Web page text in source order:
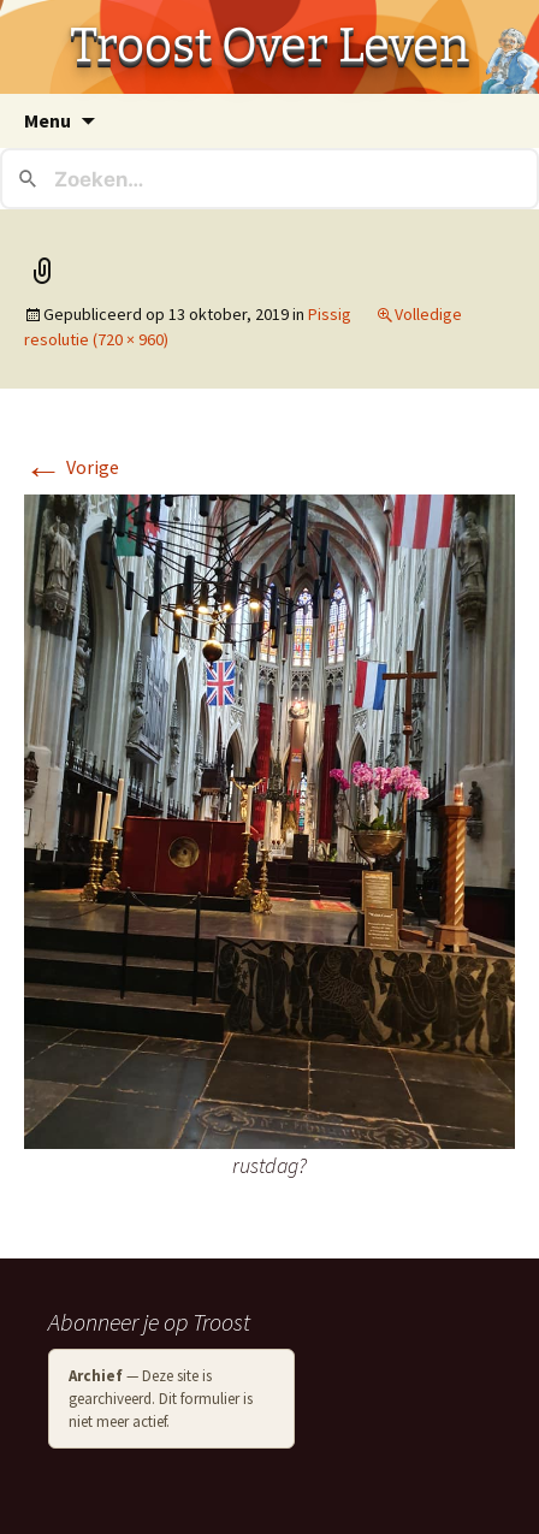
Troost Over Leven
Menu
inhoud
Gepubliceerd op 13 oktober, 2019in Pissig
Volledige
resolutie (720 × 960)
← Vorige
rustdag?
Abonneer je op Troost
Archief— Deze site is
gearchiveerd. Dit formulier is
niet meer actief.